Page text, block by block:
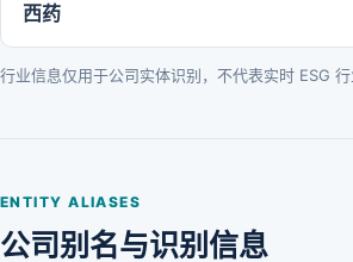
西药
行业信息仅用于公司实体识别，不代表实时 ESG 行
ENTITY ALIASES
公司别名与识别信息